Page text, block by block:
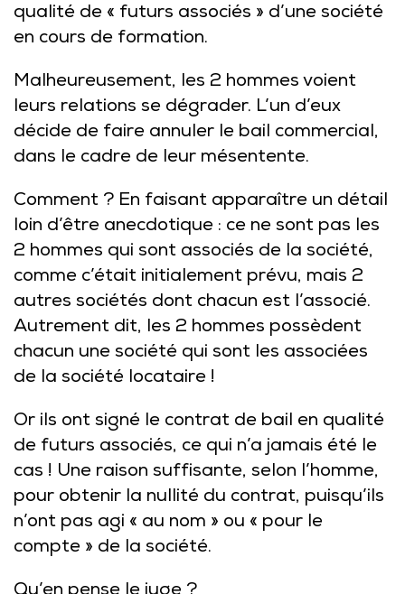
qualité de « futurs associés » d’une société
en cours de formation.
Malheureusement, les 2 hommes voient
leurs relations se dégrader. L’un d’eux
décide de faire annuler le bail commercial,
dans le cadre de leur mésentente.
Comment ? En faisant apparaître un détail
loin d’être anecdotique : ce ne sont pas les
2 hommes qui sont associés de la société,
comme c’était initialement prévu, mais 2
autres sociétés dont chacun est l’associé.
Autrement dit, les 2 hommes possèdent
chacun une société qui sont les associées
de la société locataire !
Or ils ont signé le contrat de bail en qualité
de futurs associés, ce qui n’a jamais été le
cas ! Une raison suffisante, selon l’homme,
pour obtenir la nullité du contrat, puisqu’ils
n’ont pas agi « au nom » ou « pour le
compte » de la société.